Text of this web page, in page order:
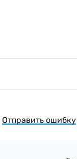
Отправить ошибку